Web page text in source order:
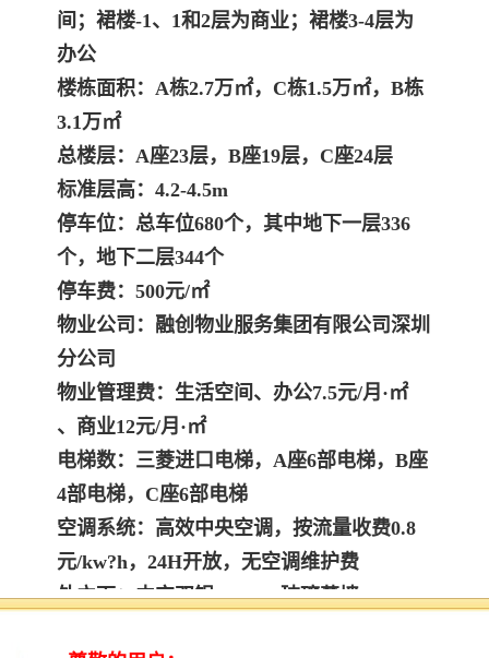
间；裙楼-1、1和2层为商业；裙楼3-4层为
办公
楼栋面积：A栋2.7万㎡，C栋1.5万㎡，B栋
3.1万㎡
总楼层：A座23层，B座19层，C座24层
标准层高：4.2-4.5m
停车位：总车位680个，其中地下一层336
个，地下二层344个
停车费：500元/㎡
物业公司：融创物业服务集团有限公司深圳
分公司
物业管理费：生活空间、办公7.5元/月·㎡
、商业12元/月·㎡
电梯数：三菱进口电梯，A座6部电梯，B座
4部电梯，C座6部电梯
空调系统：高效中央空调，按流量收费0.8
元/kw?h，24H开放，无空调维护费
外立面：中空双银LOW-E玻璃幕墙